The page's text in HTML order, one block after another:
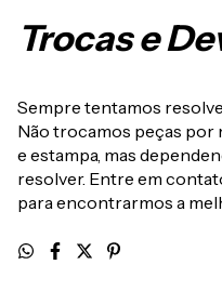
Trocas e
Sempre tentamos
Não trocamos peças por
e estampa, mas
resolver. Entre em
para encontrarmos a